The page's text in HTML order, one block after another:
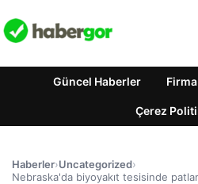
Güncel Haberler
Çerez
Haberler›Uncategorized›
Nebraska'da biyoyakıt tesisinde